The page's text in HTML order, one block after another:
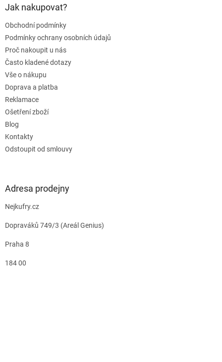
Jak nakupovat?
Obchodní podmínky
Podmínky ochrany osobních údajů
Proč nakoupit u nás
Často kladené dotazy
Vše o nákupu
Doprava a platba
Reklamace
Ošetření zboží
Blog
Kontakty
Odstoupit od smlouvy
Adresa prodejny
Nejkufry.cz
Dopraváků 749/3 (Areál Genius)
Praha 8
184 00